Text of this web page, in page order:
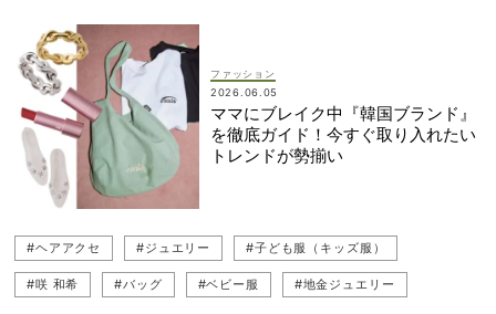
#笹川友里
#デニムコーデ
ファッション
2026.06.05
ママにブレイク中『韓国ブランド』
を徹底ガイド！今すぐ取り入れたい
トレンドが勢揃い
#ヘアアクセ #ジュエリー #子ども服（キッズ服）
#咲 和希 #バッグ #ベビー服 #地金ジュエリー